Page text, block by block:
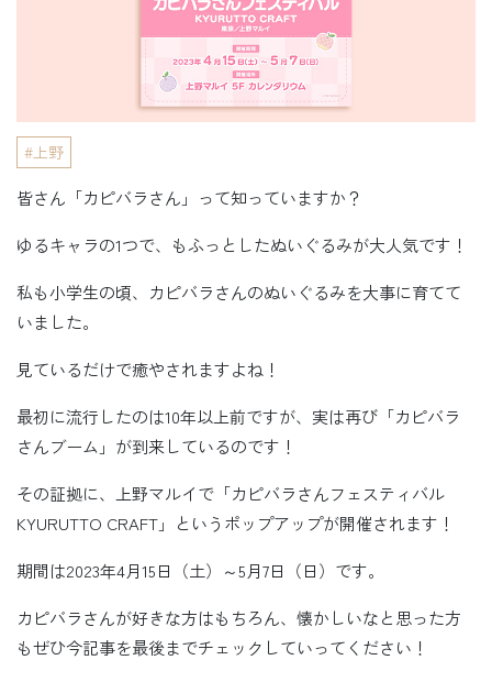
上野
皆さん「カピバラさん」って知っていますか？
ゆるキャラの1つで、もふっとしたぬいぐるみが大人気です！
私も小学生の頃、カピバラさんのぬいぐるみを大事に育てて
いました。
見ているだけで癒やされますよね！
最初に流行したのは10年以上前ですが、実は再び「カピバラ
さんブーム」が到来しているのです！
その証拠に、上野マルイで「カピバラさんフェスティバル
KYURUTTO CRAFT」というポップアップが開催されます！
期間は2023年4月15日（土）～5月7日（日）です。
カピバラさんが好きな方はもちろん、懐かしいなと思った方
もぜひ今記事を最後までチェックしていってください！